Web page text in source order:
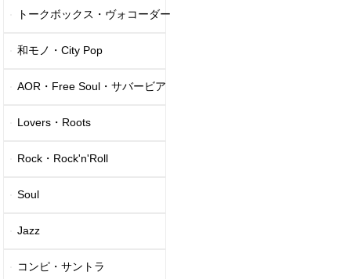
トークボックス・ヴォコーダー
和モノ・City Pop
AOR・Free Soul・サバービア
Lovers・Roots
Rock・Rock'n'Roll
Soul
Jazz
コンピ・サントラ